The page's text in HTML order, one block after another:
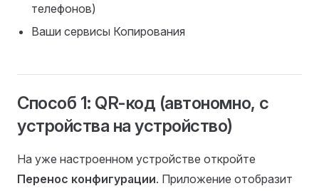
телефонов)
Ваши сервисы Копирования
Способ 1: QR-код (автономно, с
устройства на устройство)
На уже настроенном устройстве откройте
Перенос конфигурации. Приложение отобразит